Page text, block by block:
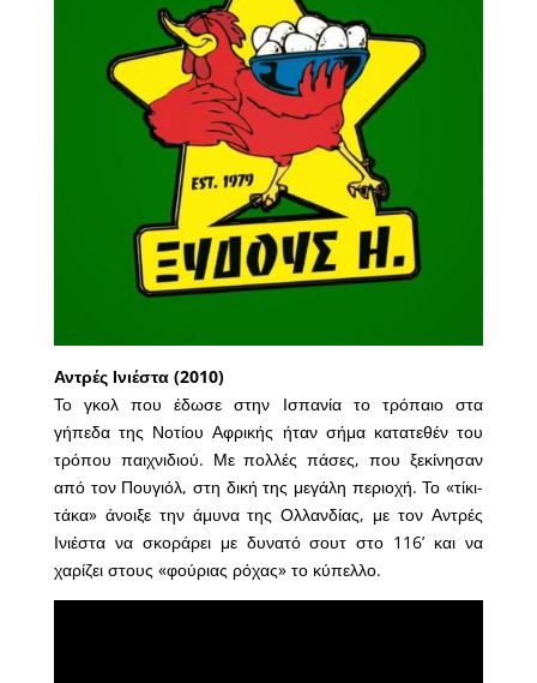
Αντρές Ινιέστα (2010)
Το γκολ που έδωσε στην Ισπανία το τρόπαιο στα
γήπεδα της Νοτίου Αφρικής ήταν σήμα κατατεθέν του
τρόπου παιχνιδιού. Με πολλές πάσες, που ξεκίνησαν
από τον Πουγιόλ, στη δική της μεγάλη περιοχή. Το «τίκι-
τάκα» άνοιξε την άμυνα της Ολλανδίας, με τον Αντρές
Ινιέστα να σκοράρει με δυνατό σουτ στο 116’ και να
χαρίζει στους «φούριας ρόχας» το κύπελλο.